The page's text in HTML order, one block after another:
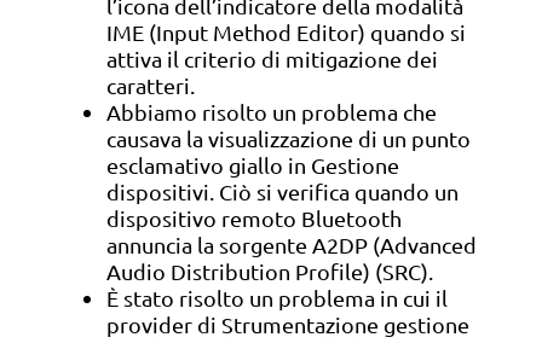
l’icona dell’indicatore della modalità
IME (Input Method Editor) quando si
attiva il criterio di mitigazione dei
caratteri.
Abbiamo risolto un problema che
causava la visualizzazione di un punto
esclamativo giallo in Gestione
dispositivi. Ciò si verifica quando un
dispositivo remoto Bluetooth
annuncia la sorgente A2DP (Advanced
Audio Distribution Profile) (SRC).
È stato risolto un problema in cui il
provider di Strumentazione gestione